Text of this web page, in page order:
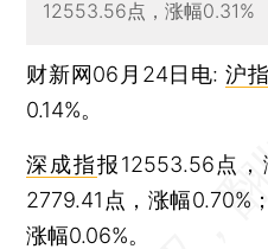
12553.56点，涨幅0.31%
财新网06月24日电: 沪
0.14%。
深成指报12553.56点，
2779.41点，涨幅0.70%；
涨幅0.06%。